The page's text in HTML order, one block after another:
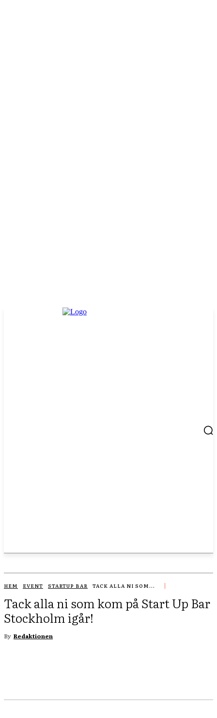
HEM EVENT STARTUP BAR TACK ALLA NI SOM...
Tack alla ni som kom på Start Up Bar
Stockholm igår!
By Redaktionen